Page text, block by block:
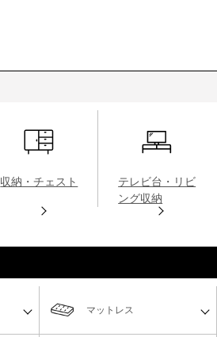
収納・チェスト
テレビ台・リビ
ング収納
マットレス